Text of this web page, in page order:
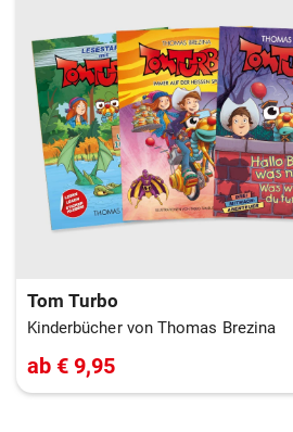
Tom Turbo
Kinderbücher von Thomas Brezina
ab € 9,95